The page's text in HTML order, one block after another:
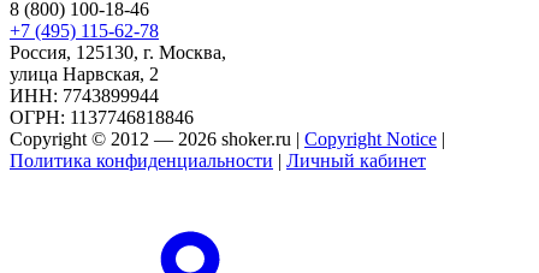
8 (800) 100-18-46
+7 (495) 115-62-78
Россия, 125130, г. Москва,
улица Нарвская, 2
ИНН: 7743899944
ОГРН: 1137746818846
Copyright © 2012 — 2026 shoker.ru | Copyright Notice |
Политика конфиденциальности | Личный кабинет